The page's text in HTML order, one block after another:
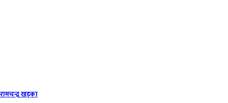
रामचन्द्र खड्का